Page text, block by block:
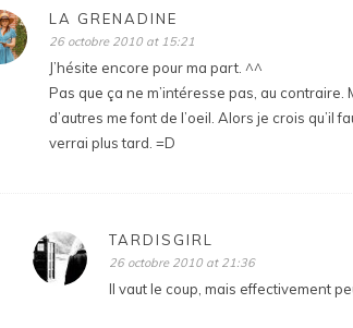
LA GRENADINE
26 octobre 2010 at 15:21
J’hésite encore pour ma part. ^^
Pas que ça ne m’intéresse pas, au
d’autres me font de l’oeil. Alors je crois qu’il
verrai plus tard. =D
TARDISGIRL
26 octobre 2010 at 21:36
Il vaut le coup, mais effectivement